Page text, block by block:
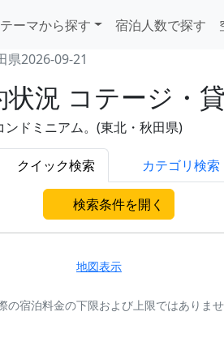
テーマから探す 宿泊人数で探す
県2026-09-21
況 コテージ・
ドミニアム。(東北・秋田県)
クイック検索 カテゴリ検索
検索条件を開く
地図表示
宿泊料金の下限および上限ではありませ